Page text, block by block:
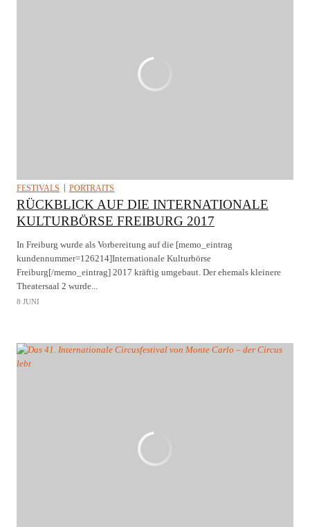
FESTIVALS PORTRAITS
RÜCKBLICK AUF DIE INTERNATIONALE
KULTURBÖRSE FREIBURG 2017
In Freiburg wurde als Vorbereitung auf die [memo_eintrag
kundennummer=126214]Internationale Kulturbörse
Freiburg[/memo_eintrag] 2017 kräftig umgebaut. Der ehemals kleinere
Theatersaal 2 wurde...
8 JUNI